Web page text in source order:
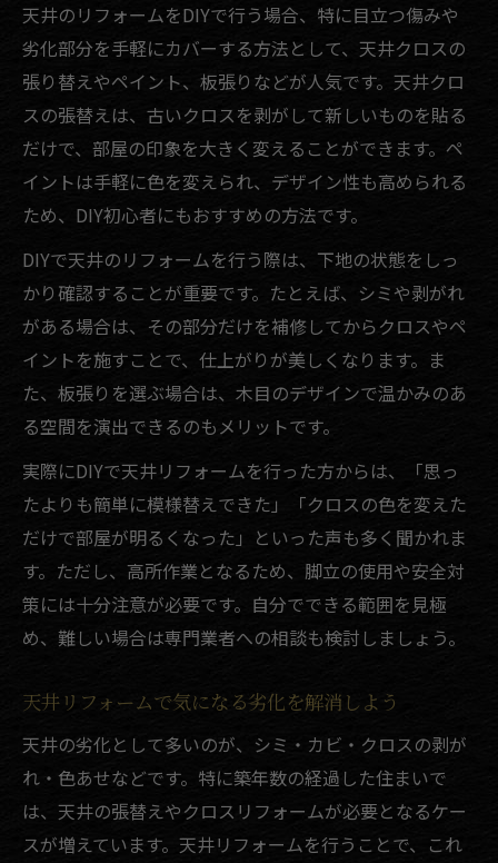
天井のリフォームをDIYで行う場合、特に目立つ傷みや
劣化部分を手軽にカバーする方法として、天井クロスの
張り替えやペイント、板張りなどが人気です。天井クロ
スの張替えは、古いクロスを剥がして新しいものを貼る
だけで、部屋の印象を大きく変えることができます。ペ
イントは手軽に色を変えられ、デザイン性も高められる
ため、DIY初心者にもおすすめの方法です。
DIYで天井のリフォームを行う際は、下地の状態をしっ
かり確認することが重要です。たとえば、シミや剥がれ
がある場合は、その部分だけを補修してからクロスやペ
イントを施すことで、仕上がりが美しくなります。ま
た、板張りを選ぶ場合は、木目のデザインで温かみのあ
る空間を演出できるのもメリットです。
実際にDIYで天井リフォームを行った方からは、「思っ
たよりも簡単に模様替えできた」「クロスの色を変えた
だけで部屋が明るくなった」といった声も多く聞かれま
す。ただし、高所作業となるため、脚立の使用や安全対
策には十分注意が必要です。自分でできる範囲を見極
め、難しい場合は専門業者への相談も検討しましょう。
天井リフォームで気になる劣化を解消しよう
天井の劣化として多いのが、シミ・カビ・クロスの剥が
れ・色あせなどです。特に築年数の経過した住まいで
は、天井の張替えやクロスリフォームが必要となるケー
スが増えています。天井リフォームを行うことで、これ